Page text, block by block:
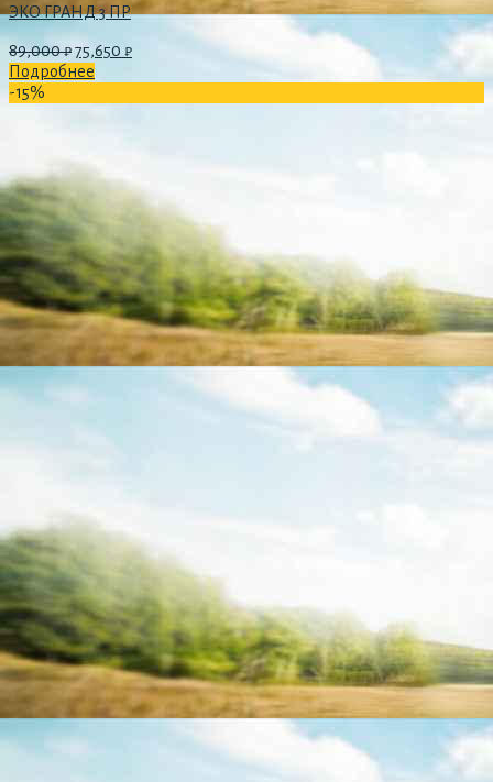
ЭКО ГРАНД 3 ПР
89,000₽75,650 ₽
Подробнее
-15%